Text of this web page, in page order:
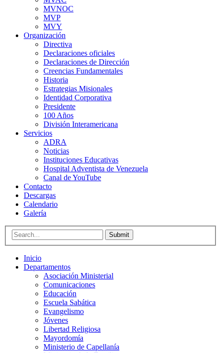
MVNOC
MVP
MVY
Organización
Directiva
Declaraciones oficiales
Declaraciones de Dirección
Creencias Fundamentales
Historia
Estrategias Misionales
Identidad Corporativa
Presidente
100 Años
División Interamericana
Servicios
ADRA
Noticias
Instituciones Educativas
Hospital Adventista de Venezuela
Canal de YouTube
Contacto
Descargas
Calendario
Galería
Submit
Inicio
Departamentos
Asociación Ministerial
Comunicaciones
Educación
Escuela Sabática
Evangelismo
Jóvenes
Libertad Religiosa
Mayordomía
Ministerio de Capellanía